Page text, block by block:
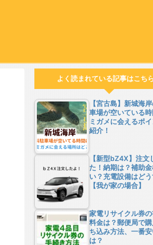
よく読まれている記事はこち
【宮古島】新城海
車場が空いている
ミガメに会えるポ
紹介！
【新型bZ4X】注文
た！納期は？補助
い？充電設備はどう
【我が家の場合】
家電リサイクル券
料金は？郵便局で
ち込み方法、一番
は？